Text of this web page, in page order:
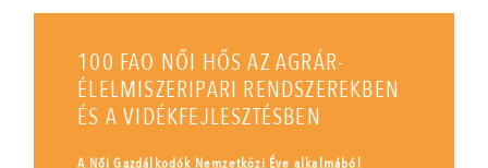
100 FAO NŐI HŐS AZ AGRÁR-
ÉLELMISZERIPARI RENDSZEREKBEN
ÉS A VIDÉKFEJLESZTÉSBEN
A Női Gazdálkodók Nemzetközi Éve alkalmából